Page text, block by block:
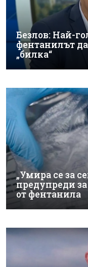
Безлов: Най-
фентанилът
„билка“
„Умира се за
предупреди
от фентанила